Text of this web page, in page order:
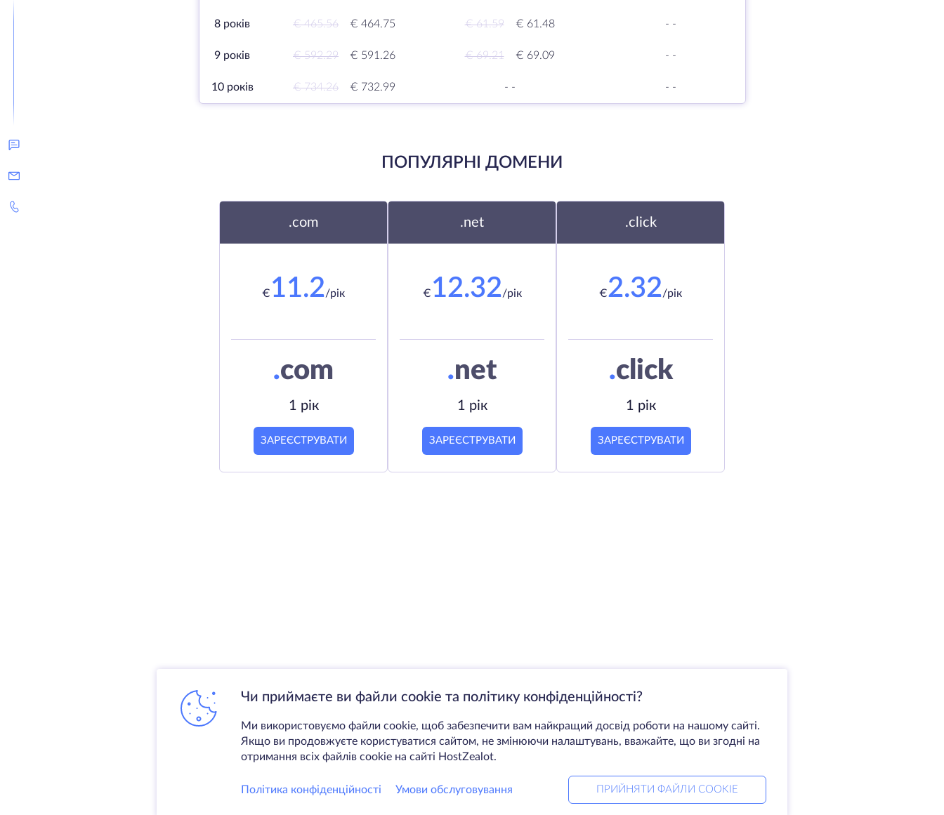
8 років € 465.56 € 464.75 € 61.59 € 61.48 - -
9 років € 592.29 € 591.26 € 69.21 € 69.09 - -
10 років € 734.26 € 732.99 - - - -
ПОПУЛЯРНІ ДОМЕНИ
.com
€ 11.2/рік
.com
1 рік
ЗАРЕЄСТРУВАТИ
.net
€ 12.32/рік
.net
1 рік
ЗАРЕЄСТРУВАТИ
.click
€2.32/рік
.click
1 рік
ЗАРЕЄСТРУВАТИ
Чи приймаєте ви файли cookie та політику конфіденційності?
Ми використовуємо файли cookie, щоб забезпечити вам найкращий досвід роботи на нашому сайті.
Якщо ви продовжуєте користуватися сайтом, не змінюючи налаштувань, вважайте, що ви згодні на
отримання всіх файлів cookie на сайті HostZealot.
Політика конфіденційності Умови обслуговування ПРИЙНЯТИ ФАЙЛИ COOKIE